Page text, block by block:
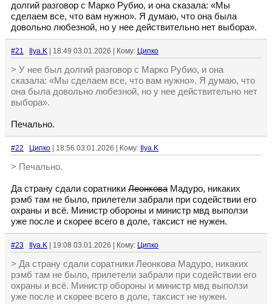
долгий разговор с Марко Рубио, и она сказала: «Мы
сделаем все, что вам нужно». Я думаю, что она была
довольно любезной, но у нее действительно нет выбора».
#21 Ilya.K | 18:49 03.01.2026 | Кому: Ципко
> У нее был долгий разговор с Марко Рубио, и она
сказала: «Мы сделаем все, что вам нужно». Я думаю, что
она была довольно любезной, но у нее действительно нет
выбора».
Печально.
#22 Ципко | 18:56 03.01.2026 | Кому: Ilya.K
> Печально.
Да страну сдали соратники Леонкова Мадуро, никаких
рэмб там не было, прилетели забрали при содействии его
охраны и всё. Министр обороны и министр мвд выползи
уже после и скорее всего в доле, таксист не нужен.
#23 Ilya.K | 19:08 03.01.2026 | Кому: Ципко
> Да страну сдали соратники Леонкова Мадуро, никаких
рэмб там не было, прилетели забрали при содействии его
охраны и всё. Министр обороны и министр мвд выползи
уже после и скорее всего в доле, таксист не нужен.